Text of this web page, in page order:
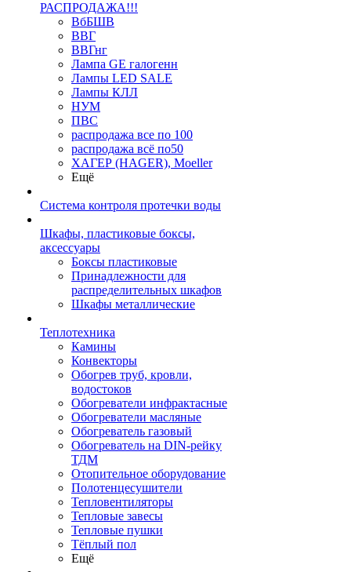
РАСПРОДАЖА!!!
ВбБШВ
ВВГ
ВВГнг
Лампа GE галогенн
Лампы LED SALE
Лампы КЛЛ
НУМ
ПВС
распродажа все по 100
распродажа всё по50
ХАГЕР (HAGER), Moeller
Ещё
Система контроля протечки воды
Шкафы, пластиковые боксы,
аксессуары
Боксы пластиковые
Принадлежности для
распределительных шкафов
Шкафы металлические
Теплотехника
Камины
Конвекторы
Обогрев труб, кровли,
водостоков
Обогреватели инфрактасные
Обогреватели масляные
Обогреватель газовый
Обогреватель на DIN-рейку
ТДМ
Отопительное оборудование
Полотенцесушители
Тепловентиляторы
Тепловые завесы
Тепловые пушки
Тёплый пол
Ещё